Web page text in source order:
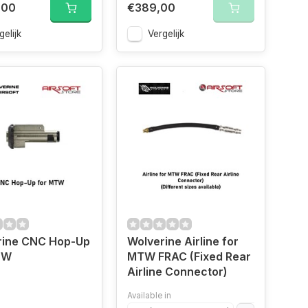
€389,00
Vergelijk
CNC Hop-Up
Wolverine Airline for
MTW FRAC (Fixed Rear
Airline Connector)
Available in